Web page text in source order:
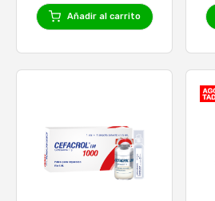
Añadir al carrito